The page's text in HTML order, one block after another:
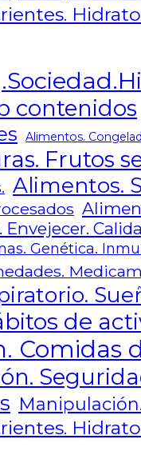
contenidos
Alimentos.
Frutos
Alimentos.
Genética.
de
Comidas